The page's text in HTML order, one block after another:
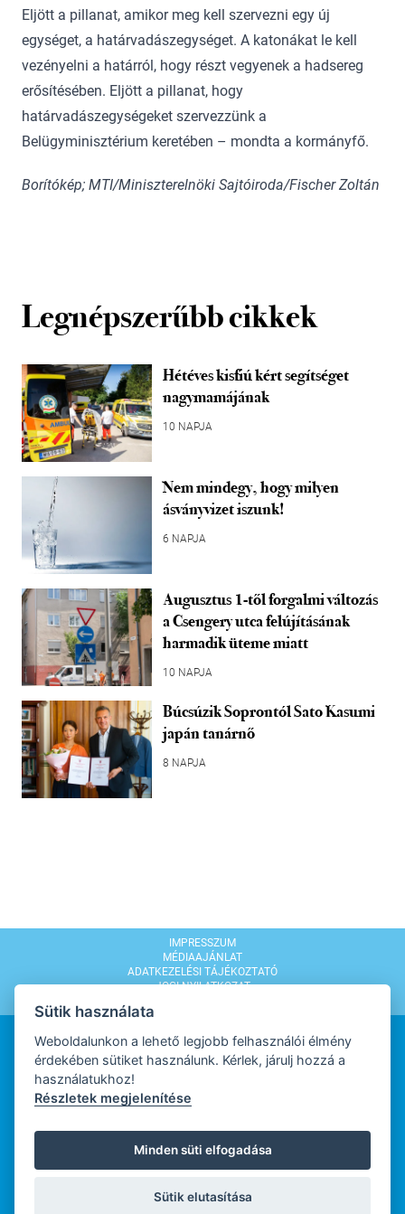
Eljött a pillanat, amikor meg kell szervezni egy új
egységet, a határvadászegységet. A katonákat le kell
vezényelni a határról, hogy részt vegyenek a hadsereg
erősítésében. Eljött a pillanat, hogy
határvadászegységeket szervezzünk a
Belügyminisztérium keretében – mondta a kormányfő.
Borítókép; MTI/Miniszterelnöki Sajtóiroda/Fischer Zoltán
Legnépszerűbb cikkek
Hétéves kisfiú kért segítséget
nagymamájának
10 NAPJA
Nem mindegy, hogy milyen
ásványvizet iszunk!
6 NAPJA
Augusztus 1-től forgalmi változás
a Csengery utca felújításának
harmadik üteme miatt
10 NAPJA
Búcsúzik Soprontól Sato Kasumi
japán tanárnő
8 NAPJA
IMPRESSZUM
MÉDIAAJÁNLAT
ADATKEZELÉSI TÁJÉKOZTATÓ
JOGI NYILATKOZAT
WEBDESIGN
WEBFEJLESZTŐ
Sütik használata
Weboldalunkon a lehető legjobb felhasználói élmény
érdekében sütiket használunk. Kérlek, járulj hozzá a
használatukhoz!
Részletek megjelenítése
Minden süti elfogadása
Sütik elutasítása